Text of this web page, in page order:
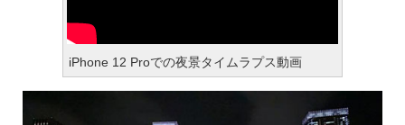
iPhone 12 Proでの夜景タイムラプス動画